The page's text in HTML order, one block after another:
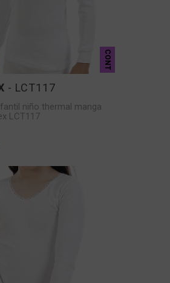
CONT
- LCT117
niño thermal manga
LCT117